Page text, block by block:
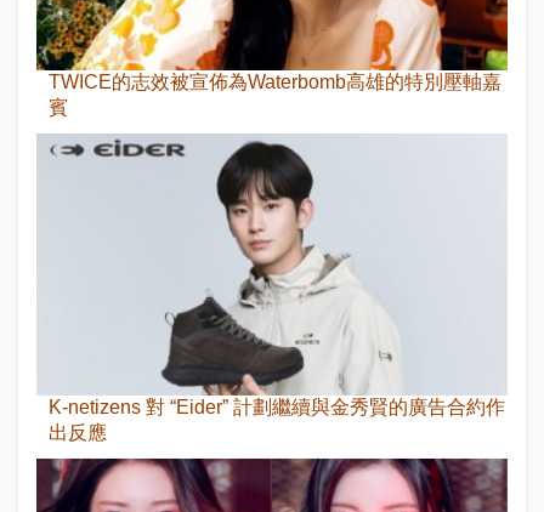
TWICE的志效被宣佈為Waterbomb高雄的特別壓軸嘉
賓
K-netizens 對 “Eider” 計劃繼續與金秀賢的廣告合約作
出反應